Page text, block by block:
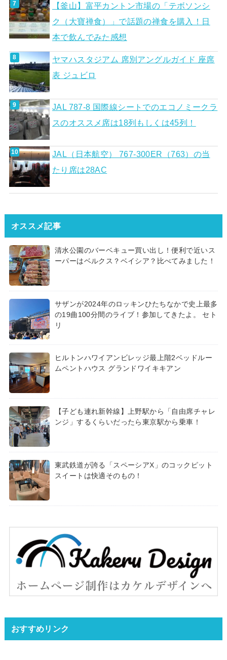
【釜山】富平カントン市場の「テボソンシ
ク（大寶禅食）」で話題の禅食を購入！日
本で飲んでみた感想
ヤマハスタジアム 席別アングルガイド 座席
表 ジュビロ
JAL 787-8 国際線シートでのエコノミークラ
スのオススメ席は18列もしくは45列！
JAL（日本航空） 767-300ER（763）の当
たり席は28AC
オススメ記事
清水公園のバーベキュー買い出し！便利で近いス
ーパーはベルクス？ベイシア？比べてみました！
サザンが2024年のロッキンひたちなかで史上最多
の19曲100分間のライブ！参加してきたよ。 セト
リ
ヒルトンハワイアンビレッジ最上階2ベッドルー
ムペントハウス グランドワイキキアン
【子ども連れ新幹線】上野駅から「自由席チャレ
ンジ」するくらいだったら東京駅から乗車！
東武鉄道が誇る「スペーシアX」のコックピット
スイートは快適そのもの！
おすすめリンク